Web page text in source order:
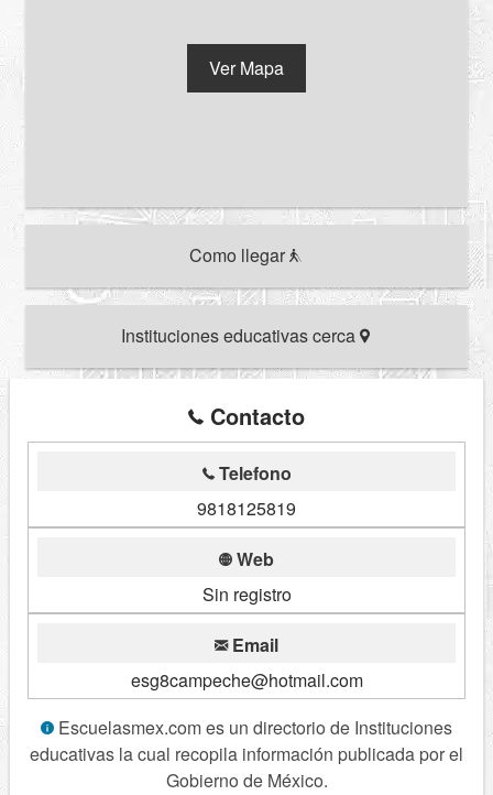
Ver Mapa
Como llegar
Instituciones educativas cerca
Contacto
Telefono
9818125819
Web
Sin registro
Email
esg8campeche@hotmail.com
Escuelasmex.com es un directorio de Instituciones
educativas la cual recopila información publicada por el
Gobierno de México.